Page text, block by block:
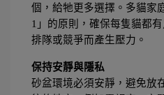
個，給牠更多選擇。多貓家
1」的原則，確保每隻貓都
排隊或競爭而產生壓力。
保持安靜與隱私
砂盆環境必須安靜，避免放